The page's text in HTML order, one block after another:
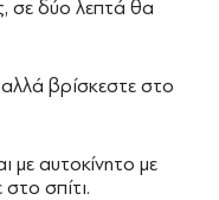
σε δύο λεπτά θα
βρίσκεστε στο
με αυτοκίνητο με
σπίτι.